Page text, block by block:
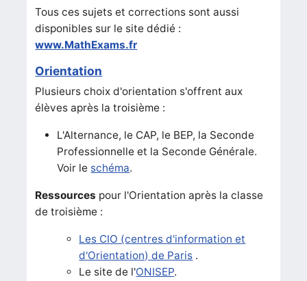
Tous ces sujets et corrections sont aussi
disponibles sur le site dédié :
www.MathExams.fr
Orientation
Plusieurs choix d'orientation s'offrent aux
élèves après la troisième :
L'Alternance, le CAP, le BEP, la Seconde
Professionnelle et la Seconde Générale.
Voir le schéma.
Ressources pour l'Orientation après la classe
de troisième :
Les CIO (centres d'information et
d'Orientation) de Paris .
Le site de l'ONISEP.